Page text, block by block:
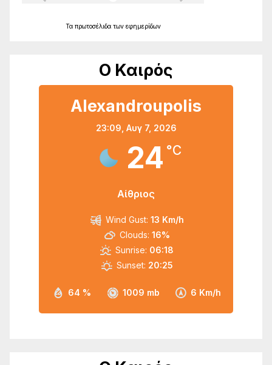
Τα πρωτοσέλιδα των εφημερίδων
Ο Καιρός
Alexandroupolis
23:09, Αυγ 7, 2026
24 °C
Αίθριος
64 % 1009 mb 6 Km/h
Wind Gust: 13 Km/h
Clouds: 16%
Sunrise: 06:18
Sunset: 20:25